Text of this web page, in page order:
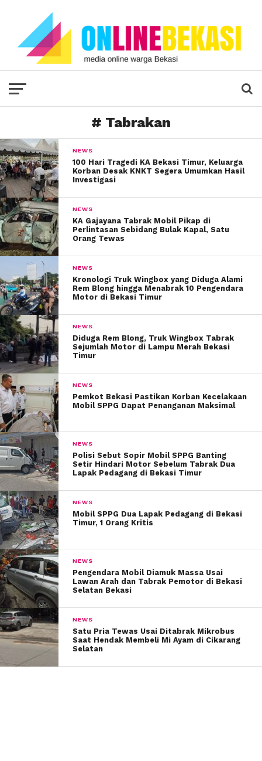
# Tabrakan
NEWS
100 Hari Tragedi KA Bekasi Timur, Keluarga
Korban Desak KNKT Segera Umumkan Hasil
Investigasi
NEWS
KA Gajayana Tabrak Mobil Pikap di
Perlintasan Sebidang Bulak Kapal, Satu
Orang Tewas
NEWS
Kronologi Truk Wingbox yang Diduga Alami
Rem Blong hingga Menabrak 10 Pengendara
Motor di Bekasi Timur
NEWS
Diduga Rem Blong, Truk Wingbox Tabrak
Sejumlah Motor di Lampu Merah Bekasi
Timur
NEWS
Pemkot Bekasi Pastikan Korban Kecelakaan
Mobil SPPG Dapat Penanganan Maksimal
NEWS
Polisi Sebut Sopir Mobil SPPG Banting
Setir Hindari Motor Sebelum Tabrak Dua
Lapak Pedagang di Bekasi Timur
NEWS
Mobil SPPG Dua Lapak Pedagang di Bekasi
Timur, 1 Orang Kritis
NEWS
Pengendara Mobil Diamuk Massa Usai
Lawan Arah dan Tabrak Pemotor di Bekasi
Selatan Bekasi
NEWS
Satu Pria Tewas Usai Ditabrak Mikrobus
Saat Hendak Membeli Mi Ayam di Cikarang
Selatan